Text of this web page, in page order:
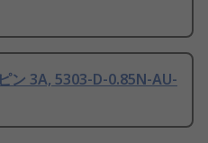
ン 3A, 5303-D-0.85N-AU-